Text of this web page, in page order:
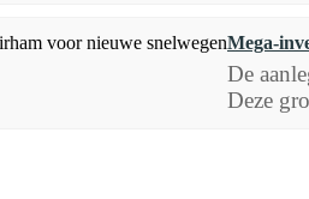
Mega-
De
Deze